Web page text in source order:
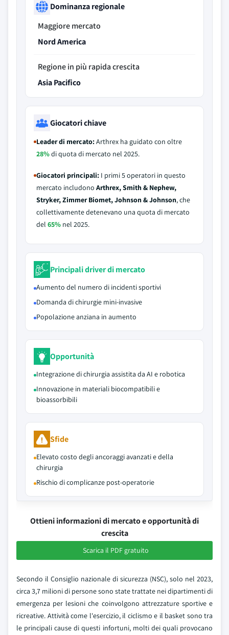
Dominanza regionale
Maggiore mercato
Nord America
Regione in più rapida crescita
Asia Pacifico
Giocatori chiave
Leader di mercato:Arthrex ha guidato con oltre
28%di quota di mercato nel 2025.
Giocatori principali: I primi 5 operatori in questo
mercato includono Arthrex, Smith & Nephew,
Stryker, Zimmer Biomet, Johnson & Johnson, che
collettivamente detenevano una quota di mercato
del 65% nel 2025.
Principali driver di mercato
Aumento del numero di incidenti sportivi
Domanda di chirurgie mini-invasive
Popolazione anziana in aumento
Opportunità
Integrazione di chirurgia assistita da AI e robotica
Innovazione in materiali biocompatibili e
bioassorbibili
Sfide
Elevato costo degli ancoraggi avanzati e della
chirurgia
Rischio di complicanze post-operatorie
Ottieni informazioni di mercato e opportunità di
crescita
Scarica il PDF gratuito
Secondo il Consiglio nazionale di sicurezza (NSC), solo nel 2023,
circa 3,7 milioni di persone sono state trattate nei dipartimenti di
emergenza per lesioni che coinvolgono attrezzature sportive e
ricreative. Attività come l'esercizio, il ciclismo e il basket sono tra
le principali cause di questi infortuni, molti dei quali provocano